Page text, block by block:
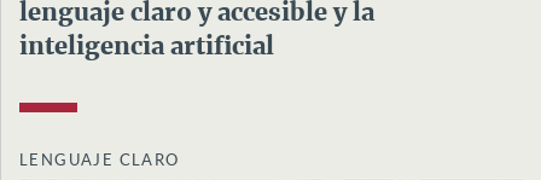
lenguaje claro y accesible y la
inteligencia artificial
LENGUAJE CLARO